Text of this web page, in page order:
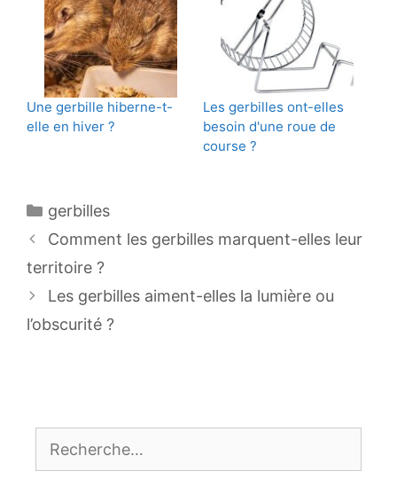
Une gerbille hiberne-t-
elle en hiver ?
Les gerbilles ont-elles
besoin d'une roue de
course ?
Catégories
gerbilles
Navigation
des
Comment les gerbilles marquent-elles leur
territoire ?
Les gerbilles aiment-elles la lumière ou
l’obscurité ?